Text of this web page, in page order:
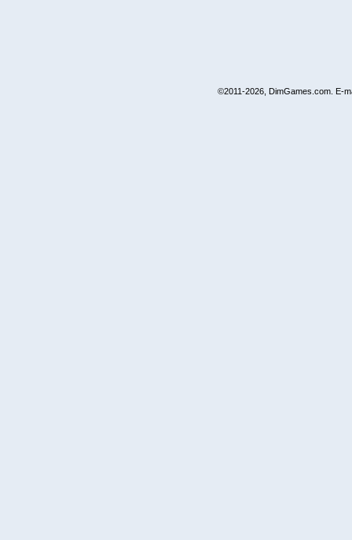
©2011-2026, DimGames.com. E-